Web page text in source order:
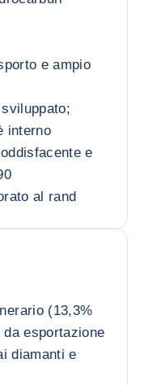
e ampio
interno
e
al rand
(13,3%
esportazione
diamanti e